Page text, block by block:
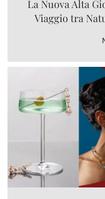
La Nuova Alta
Viaggio tra